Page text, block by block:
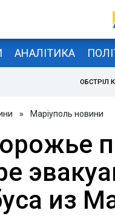
АНАЛІТИКА
ОБСТРІЛ
» Маріуполь новини
из